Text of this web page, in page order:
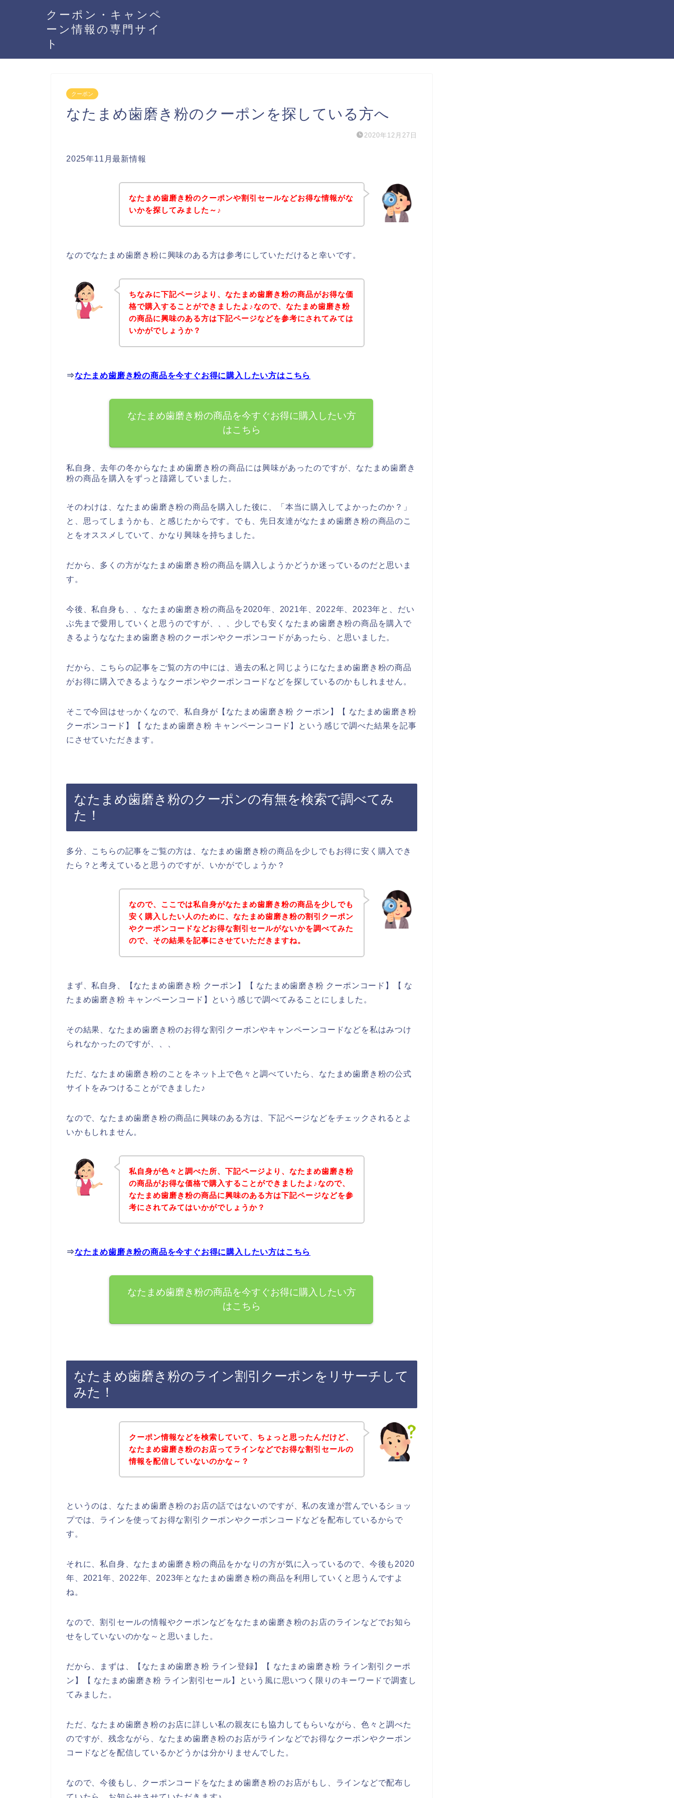
クーポン・キャンペ
ーン情報の専門サイ
ト
クーポン
なたまめ歯磨き粉のクーポンを探している方へ
2020年12月27日
2025年11月最新情報
なたまめ歯磨き粉のクーポンや割引セールなどお得な情報がな
いかを探してみました～♪
なのでなたまめ歯磨き粉に興味のある方は参考にしていただけると幸いです。
ちなみに下記ページより、なたまめ歯磨き粉の商品がお得な価
格で購入することができましたよ♪なので、なたまめ歯磨き粉
の商品に興味のある方は下記ページなどを参考にされてみては
いかがでしょうか？
⇒なたまめ歯磨き粉の商品を今すぐお得に購入したい方はこちら
なたまめ歯磨き粉の商品を今すぐお得に購入したい方
はこちら
私自身、去年の冬からなたまめ歯磨き粉の商品には興味があったのですが、なたまめ歯磨き
粉の商品を購入をずっと躊躇していました。
そのわけは、なたまめ歯磨き粉の商品を購入した後に、「本当に購入してよかったのか？」
と、思ってしまうかも、と感じたからです。でも、先日友達がなたまめ歯磨き粉の商品のこ
とをオススメしていて、かなり興味を持ちました。
だから、多くの方がなたまめ歯磨き粉の商品を購入しようかどうか迷っているのだと思いま
す。
今後、私自身も、、なたまめ歯磨き粉の商品を2020年、2021年、2022年、2023年と、だい
ぶ先まで愛用していくと思うのですが、、、少しでも安くなたまめ歯磨き粉の商品を購入で
きるようななたまめ歯磨き粉のクーポンやクーポンコードがあったら、と思いました。
だから、こちらの記事をご覧の方の中には、過去の私と同じようになたまめ歯磨き粉の商品
がお得に購入できるようなクーポンやクーポンコードなどを探しているのかもしれません。
そこで今回はせっかくなので、私自身が【なたまめ歯磨き粉 クーポン】【 なたまめ歯磨き粉
クーポンコード】【 なたまめ歯磨き粉 キャンペーンコード】という感じで調べた結果を記事
にさせていただきます。
なたまめ歯磨き粉のクーポンの有無を検索で調べてみ
た！
多分、こちらの記事をご覧の方は、なたまめ歯磨き粉の商品を少しでもお得に安く購入でき
たら？と考えていると思うのですが、いかがでしょうか？
なので、ここでは私自身がなたまめ歯磨き粉の商品を少しでも
安く購入したい人のために、なたまめ歯磨き粉の割引クーポン
やクーポンコードなどお得な割引セールがないかを調べてみた
ので、その結果を記事にさせていただきますね。
まず、私自身、【なたまめ歯磨き粉 クーポン】【 なたまめ歯磨き粉 クーポンコード】【 な
たまめ歯磨き粉 キャンペーンコード】という感じで調べてみることにしました。
その結果、なたまめ歯磨き粉のお得な割引クーポンやキャンペーンコードなどを私はみつけ
られなかったのですが、、、
ただ、なたまめ歯磨き粉のことをネット上で色々と調べていたら、なたまめ歯磨き粉の公式
サイトをみつけることができました♪
なので、なたまめ歯磨き粉の商品に興味のある方は、下記ページなどをチェックされるとよ
いかもしれません。
私自身が色々と調べた所、下記ページより、なたまめ歯磨き粉
の商品がお得な価格で購入することができましたよ♪なので、
なたまめ歯磨き粉の商品に興味のある方は下記ページなどを参
考にされてみてはいかがでしょうか？
⇒なたまめ歯磨き粉の商品を今すぐお得に購入したい方はこちら
なたまめ歯磨き粉の商品を今すぐお得に購入したい方
はこちら
なたまめ歯磨き粉のライン割引クーポンをリサーチして
みた！
クーポン情報などを検索していて、ちょっと思ったんだけど、
なたまめ歯磨き粉のお店ってラインなどでお得な割引セールの
情報を配信していないのかな～？
というのは、なたまめ歯磨き粉のお店の話ではないのですが、私の友達が営んでいるショッ
プでは、ラインを使ってお得な割引クーポンやクーポンコードなどを配布しているからで
す。
それに、私自身、なたまめ歯磨き粉の商品をかなりの方が気に入っているので、今後も2020
年、2021年、2022年、2023年となたまめ歯磨き粉の商品を利用していくと思うんですよ
ね。
なので、割引セールの情報やクーポンなどをなたまめ歯磨き粉のお店のラインなどでお知ら
せをしていないのかな～と思いました。
だから、まずは、【なたまめ歯磨き粉 ライン登録】【 なたまめ歯磨き粉 ライン割引クーポ
ン】【 なたまめ歯磨き粉 ライン割引セール】という風に思いつく限りのキーワードで調査し
てみました。
ただ、なたまめ歯磨き粉のお店に詳しい私の親友にも協力してもらいながら、色々と調べた
のですが、残念ながら、なたまめ歯磨き粉のお店がラインなどでお得なクーポンやクーポン
コードなどを配信しているかどうかは分かりませんでした。
なので、今後もし、クーポンコードをなたまめ歯磨き粉のお店がもし、ラインなどで配布し